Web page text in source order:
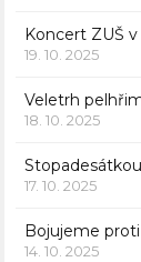
Koncert ZUŠ
19. 10. 2025
Veletrh
18. 10. 2025
17. 10. 2025
Bojujeme
14. 10. 2025